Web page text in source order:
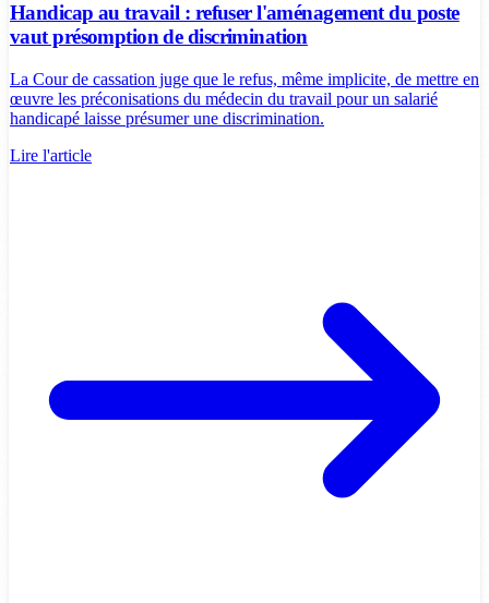
Handicap au travail : refuser l'aménagement du poste
vaut présomption de discrimination
La Cour de cassation juge que le refus, même implicite, de mettre en
œuvre les préconisations du médecin du travail pour un salarié
handicapé laisse présumer une discrimination.
Lire l'article